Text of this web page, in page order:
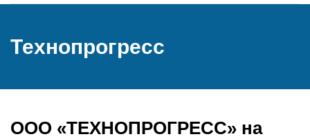
Технопрогресс
ООО «ТЕХНОПРОГРЕСС» на